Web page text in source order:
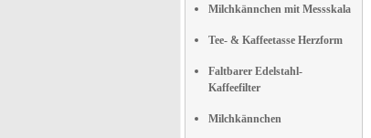
Milchkännchen mit Messskala
Tee- & Kaffeetasse Herzform
Faltbarer Edelstahl-
Kaffeefilter
Milchkännchen